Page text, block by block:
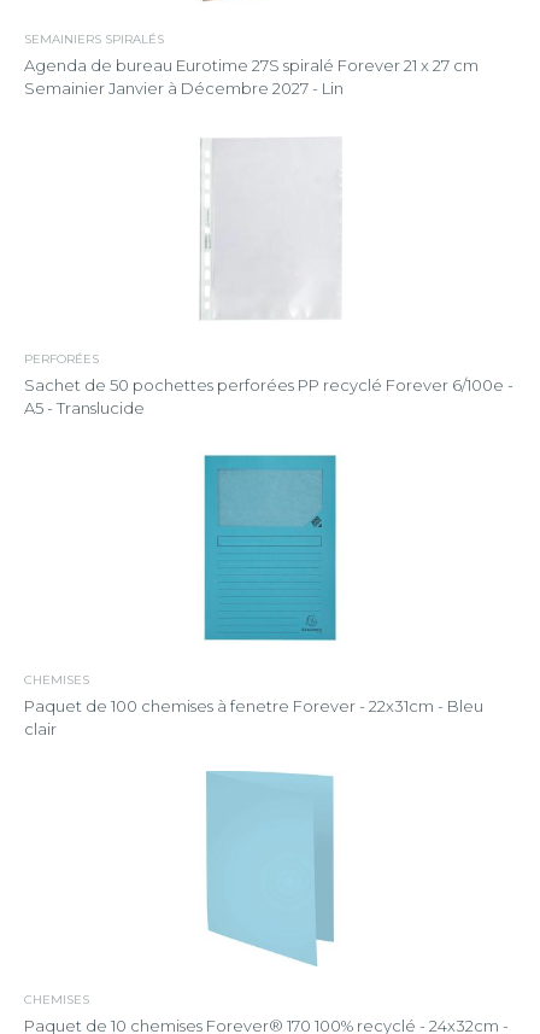
SEMAINIERS SPIRALÉS
Agenda de bureau Eurotime 27S spiralé Forever 21 x 27 cm
Semainier Janvier à Décembre 2027 - Lin
PERFORÉES
Sachet de 50 pochettes perforées PP recyclé Forever 6/100e -
A5 - Translucide
CHEMISES
Paquet de 100 chemises à fenetre Forever - 22x31cm - Bleu
clair
CHEMISES
Paquet de 10 chemises Forever® 170 100% recyclé - 24x32cm -